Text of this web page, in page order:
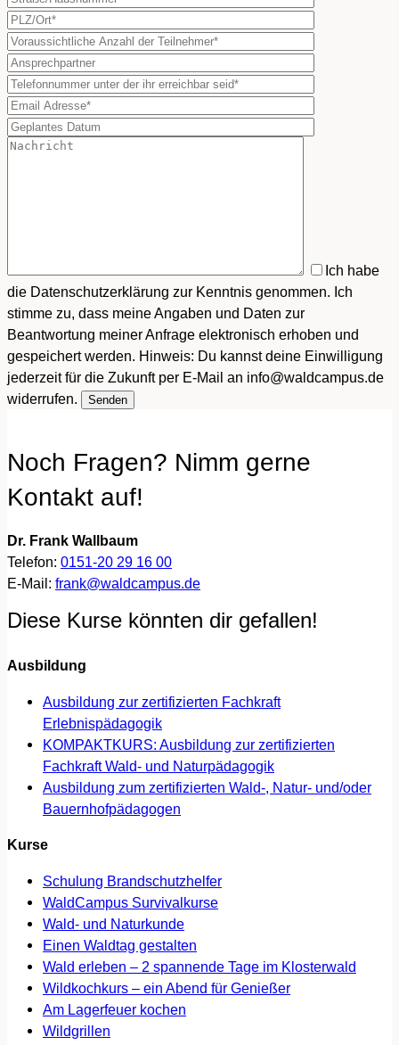
Ich habe
die Datenschutzerklärung zur Kenntnis genommen. Ich
stimme zu, dass meine Angaben und Daten zur
Beantwortung meiner Anfrage elektronisch erhoben und
gespeichert werden. Hinweis: Du kannst deine Einwilligung
jederzeit für die Zukunft per E-Mail an info@waldcampus.de
widerrufen.
Noch Fragen? Nimm gerne
Kontakt auf!
Dr. Frank Wallbaum
Telefon: 0151-20 29 16 00
E-Mail: frank@waldcampus.de
Diese Kurse könnten dir gefallen!
Ausbildung
Ausbildung zur zertifizierten Fachkraft
Erlebnispädagogik
KOMPAKTKURS: Ausbildung zur zertifizierten
Fachkraft Wald- und Naturpädagogik
Ausbildung zum zertifizierten Wald-, Natur- und/oder
Bauernhofpädagogen
Kurse
Schulung Brandschutzhelfer
WaldCampus Survivalkurse
Wald- und Naturkunde
Einen Waldtag gestalten
Wald erleben – 2 spannende Tage im Klosterwald
Wildkochkurs – ein Abend für Genießer
Am Lagerfeuer kochen
Wildgrillen